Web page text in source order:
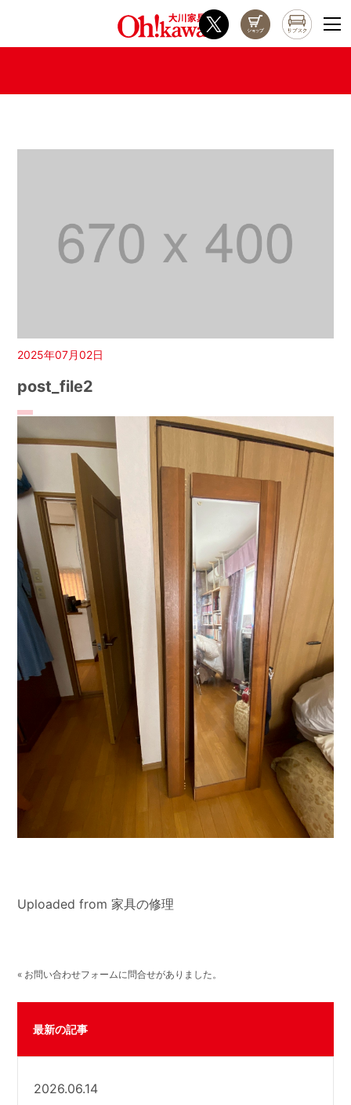
2025年07月02日
post_file2
Uploaded from 家具の修理
« お問い合わせフォームに問合せがありました。
最新の記事
2026.06.14